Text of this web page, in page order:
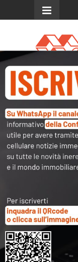
Menu
soli
Tutti i
sono
a
consultare
nel